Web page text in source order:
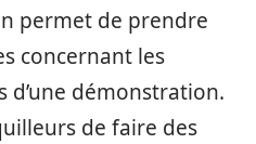
permet de prendre
concernant les
démonstration.
de faire des